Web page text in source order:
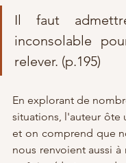
Il faut
inconsolable
relever. (p.195)
En explorant de
situations, l'auteur ôte
et on comprend que
nous renvoient aussi